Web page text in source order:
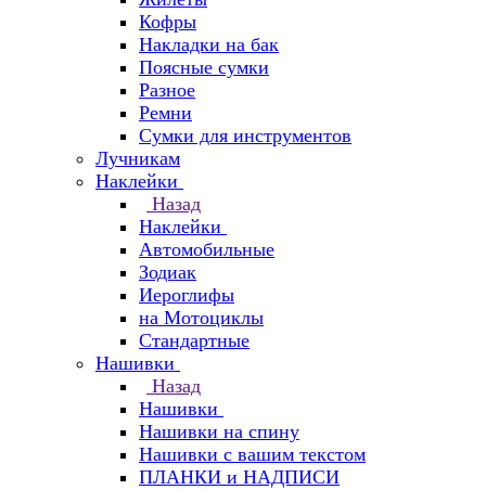
Кофры
Накладки на бак
Поясные сумки
Разное
Ремни
Сумки для инструментов
Лучникам
Наклейки
Назад
Наклейки
Автомобильные
Зодиак
Иероглифы
на Мотоциклы
Стандартные
Нашивки
Назад
Нашивки
Нашивки на спину
Нашивки с вашим текстом
ПЛАНКИ и НАДПИСИ